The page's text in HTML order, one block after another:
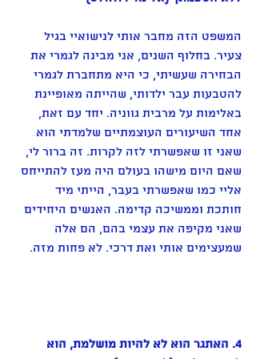
המשפט הזה מחבר אותי לנישואיי בגיל
צעיר. בחלוף השנים, אני מבינה לגמרי את
הבחירה שעשיתי, כי היא מתחברת לגמרי
להטבעות עבר ילדותי, שהייתה מאופיינת
באלימות על מרבית גווניה. יחד עם זאת,
אחד השיעורים העוצמתיים שלמדתי הוא
שאני זו שאפשרתי לזה לקרות. זה ברור לי,
שאם היום מישהו בעולם היה מעז להתייחס
אליי כמו שאפשרתי בעבר, הייתי מיד
חותכת וממשיכה קדימה. האנשים היחידים
שאני מקיפה את עצמי בהם, הם אלה
שמעצימים אותי ואת דרכי. לא פחות מזה.
4. האתגר הוא לא להיות מושלמת, הוא